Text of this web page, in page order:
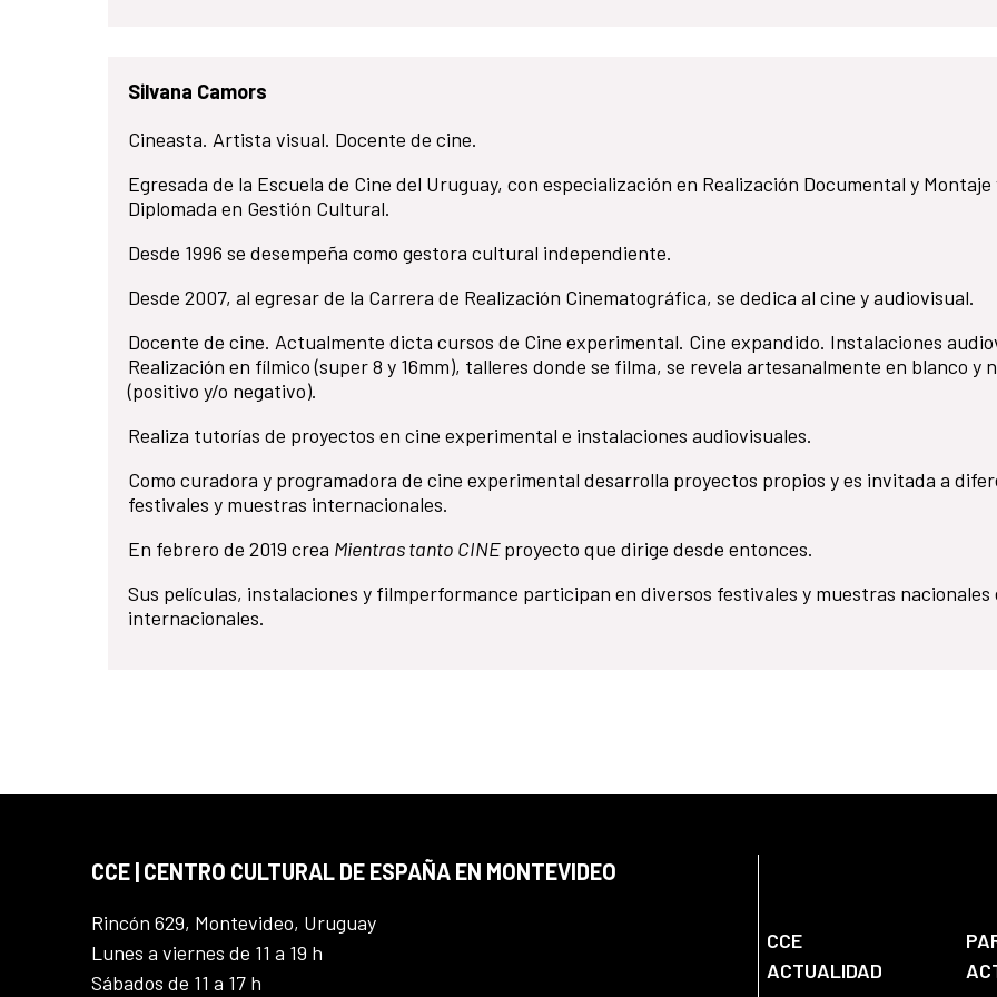
Silvana Camors
Cineasta. Artista visual. Docente de cine.
Egresada de la Escuela de Cine del Uruguay, con especialización en Realización Documental y Montaje
Diplomada en Gestión Cultural.
Desde 1996 se desempeña como gestora cultural independiente.
Desde 2007, al egresar de la Carrera de Realización Cinematográfica, se dedica al cine y audiovisual.
Docente de cine. Actualmente dicta cursos de Cine experimental. Cine expandido. Instalaciones
Realización en fílmico (super 8 y 16mm), talleres donde se filma, se revela artesanalmente en blanco y
(positivo y/o negativo).
Realiza tutorías de proyectos en cine experimental e instalaciones audiovisuales.
Como curadora y programadora de cine experimental desarrolla proyectos propios y es invitada a
festivales y muestras internacionales.
En febrero de 2019 crea Mientras tanto CINEproyecto que dirige desde entonces.
Sus películas, instalaciones y filmperformance participan en diversos festivales y muestras nacionales
internacionales.
CCE | CENTRO CULTURAL DE ESPAÑA EN MONTEVIDEO
Rincón 629, Montevideo, Uruguay
Lunes a viernes de 11 a 19 h
Sábados de 11 a 17 h
CCE
ACTUALIDAD